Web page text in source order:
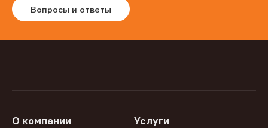
Вопросы и ответы
О компании Услуги